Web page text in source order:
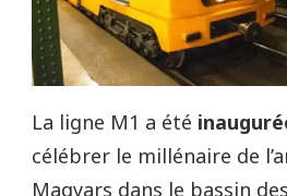
La ligne M1 a été
célébrer le millénaire de
Magyars dans le bassin